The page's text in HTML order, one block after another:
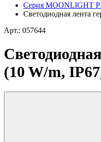
Серия MOONLIGHT
Светодиодная лента
Арт.: 057644
(10 W/m,